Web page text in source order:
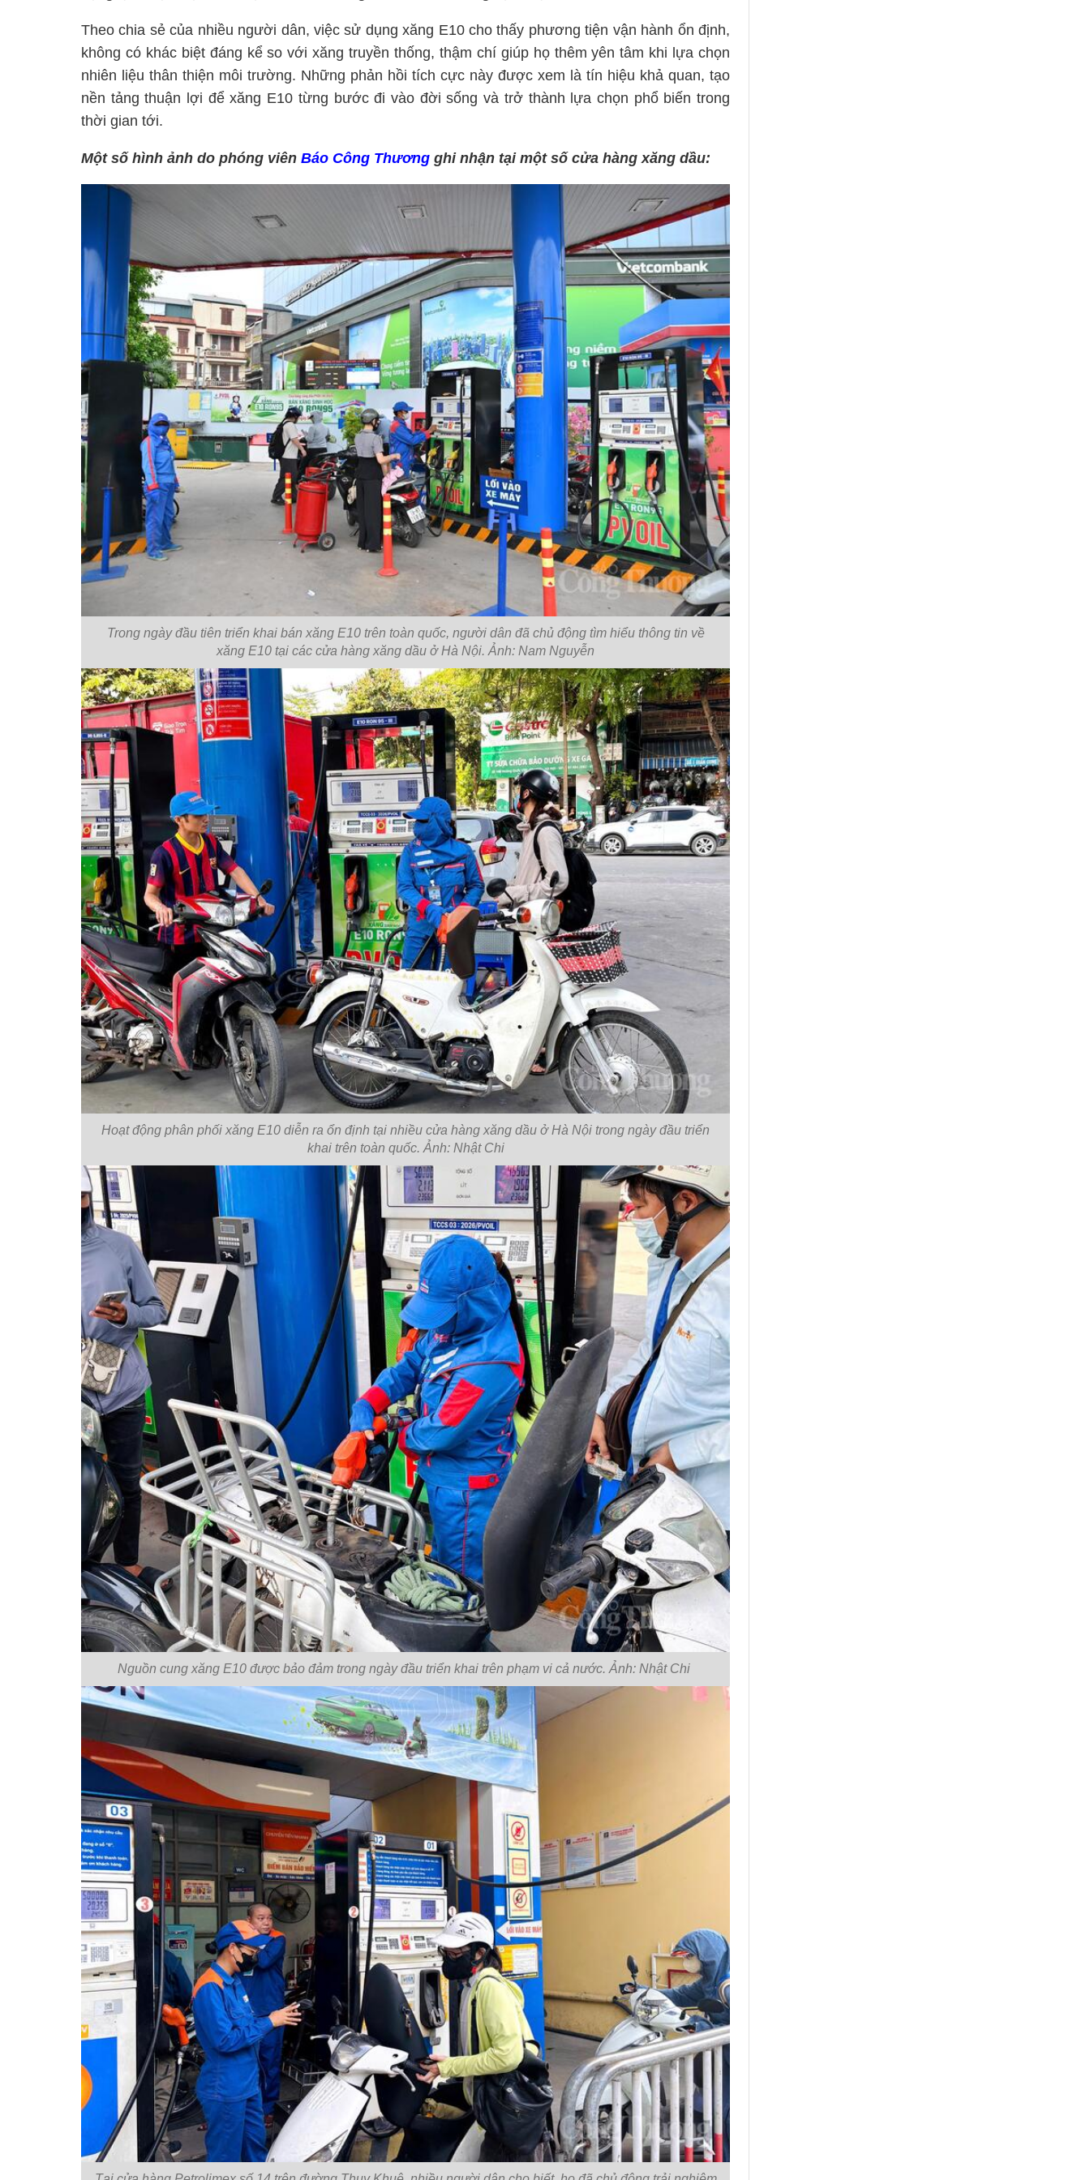
Theo chia sẻ của nhiều người dân, việc sử dụng xăng E10 cho thấy phương tiện vận hành ổn định,
không có khác biệt đáng kể so với xăng truyền thống, thậm chí giúp họ thêm yên tâm khi lựa chọn
nhiên liệu thân thiện môi trường. Những phản hồi tích cực này được xem là tín hiệu khả quan, tạo
nền tảng thuận lợi để xăng E10 từng bước đi vào đời sống và trở thành lựa chọn phổ biến trong
thời gian tới.
Một số hình ảnh do phóng viên Báo Công Thương ghi nhận tại một số cửa hàng xăng dầu:
Trong ngày đầu tiên triển khai bán xăng E10 trên toàn quốc, người dân đã chủ động tìm hiểu thông tin về
xăng E10 tại các cửa hàng xăng dầu ở Hà Nội. Ảnh: Nam Nguyễn
Hoạt động phân phối xăng E10 diễn ra ổn định tại nhiều cửa hàng xăng dầu ở Hà Nội trong ngày đầu triển
khai trên toàn quốc. Ảnh: Nhật Chi
Nguồn cung xăng E10 được bảo đảm trong ngày đầu triển khai trên phạm vi cả nước. Ảnh: Nhật Chi